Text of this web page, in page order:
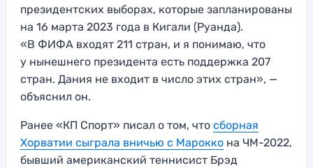
президентских выборах, которые запланированы
на 16 марта 2023 года в Кигали (Руанда).
«В ФИФА входят 211 стран, и я понимаю, что
у нынешнего президента есть поддержка 207
стран. Дания не входит в число этих стран», —
объяснил он.
Ранее «КП Спорт» писал о том, что сборная
Хорватии сыграла вничью с Марокко на ЧМ-2022,
бывший американский теннисист Брэд